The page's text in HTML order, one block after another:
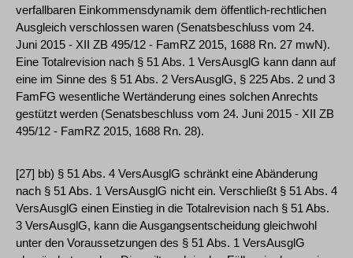
verfallbaren Einkommensdynamik dem öffentlich-rechtlichen
Ausgleich verschlossen waren (Senatsbeschluss vom 24.
Juni 2015 - XII ZB 495/12 - FamRZ 2015, 1688 Rn. 27 mwN).
Eine Totalrevision nach § 51 Abs. 1 VersAusglG kann dann auf
eine im Sinne des § 51 Abs. 2 VersAusglG, § 225 Abs. 2 und 3
FamFG wesentliche Wertänderung eines solchen Anrechts
gestützt werden (Senatsbeschluss vom 24. Juni 2015 - XII ZB
495/12 - FamRZ 2015, 1688 Rn. 28).
[27] bb) § 51 Abs. 4 VersAusglG schränkt eine Abänderung
nach § 51 Abs. 1 VersAusglG nicht ein. Verschließt § 51 Abs. 4
VersAusglG einen Einstieg in die Totalrevision nach § 51 Abs.
3 VersAusglG, kann die Ausgangsentscheidung gleichwohl
unter den Voraussetzungen des § 51 Abs. 1 VersAusglG